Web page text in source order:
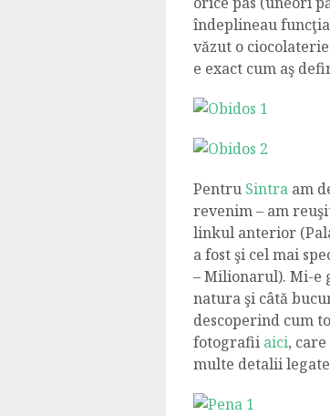
îndeplineau
văzut o
e exact cum aş
Pentru Sintra am
revenim – am
linkul anterior
a fost şi cel mai
– Milionarul). Mi-e
natura şi câtă
descoperind cum
fotografii aici,
multe detalii